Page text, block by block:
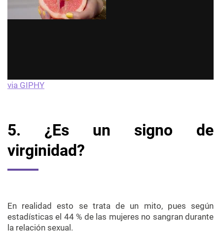
via GIPHY
5. ¿Es un signo de
virginidad?
En realidad esto se trata de un mito, pues según
estadísticas el 44 % de las mujeres no sangran durante
la relación sexual.